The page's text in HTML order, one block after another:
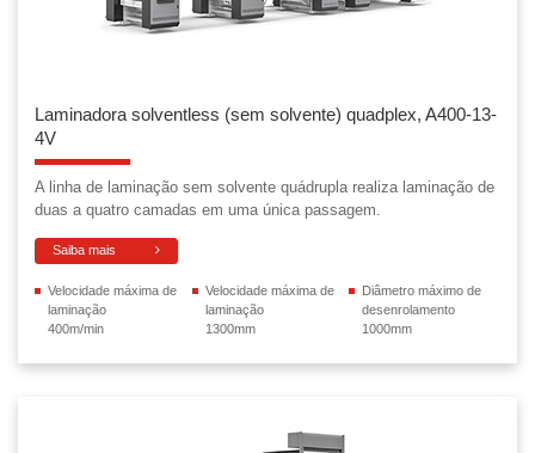
Laminadora solventless (sem solvente) quadplex, A400-13-
4V
A linha de laminação sem solvente quádrupla realiza laminação de
duas a quatro camadas em uma única passagem.
Saiba mais
Velocidade máxima de
laminação
400m/min
Velocidade máxima de
laminação
1300mm
Diâmetro máximo de
desenrolamento
1000mm